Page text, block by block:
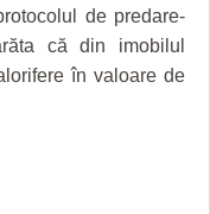
de predare-
că din imobilul
în valoare de